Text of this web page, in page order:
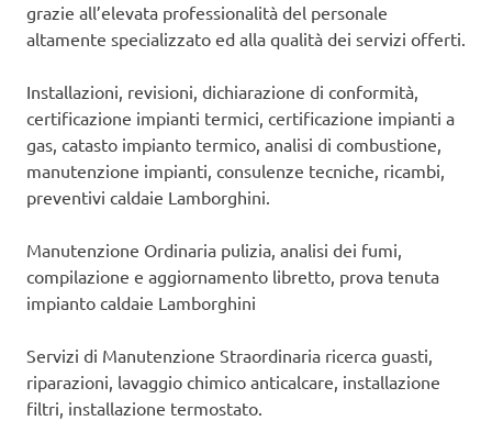
grazie all’elevata professionalità del personale
altamente specializzato ed alla qualità dei servizi offerti.
Installazioni, revisioni, dichiarazione di conformità,
certificazione impianti termici, certificazione impianti a
gas, catasto impianto termico, analisi di combustione,
manutenzione impianti, consulenze tecniche, ricambi,
preventivi caldaie Lamborghini.
Manutenzione Ordinaria pulizia, analisi dei fumi,
compilazione e aggiornamento libretto, prova tenuta
impianto caldaie Lamborghini
Servizi di Manutenzione Straordinaria ricerca guasti,
riparazioni, lavaggio chimico anticalcare, installazione
filtri, installazione termostato.